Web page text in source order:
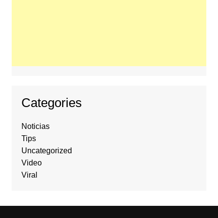
Categories
Noticias
Tips
Uncategorized
Video
Viral